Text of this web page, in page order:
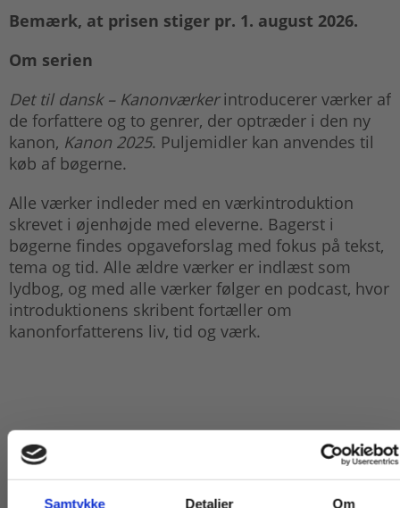
Samtykke Detaljer Om
Bemærk, at prisen stiger pr. 1. august 2026.
Om serien
Det til dansk – Kanonværkerintroducerer værker af
de forfattere og to genrer, der optræder i den ny
kanon, Kanon 2025. Puljemidler kan anvendes til
køb af bøgerne.
Alle værker indleder med en værkintroduktion
skrevet i øjenhøjde med eleverne. Bagerst i
bøgerne findes opgaveforslag med fokus på tekst,
tema og tid. Alle ældre værker er indlæst som
lydbog, og med alle værker følger en podcast, hvor
introduktionens skribent fortæller om
kanonforfatterens liv, tid og værk.